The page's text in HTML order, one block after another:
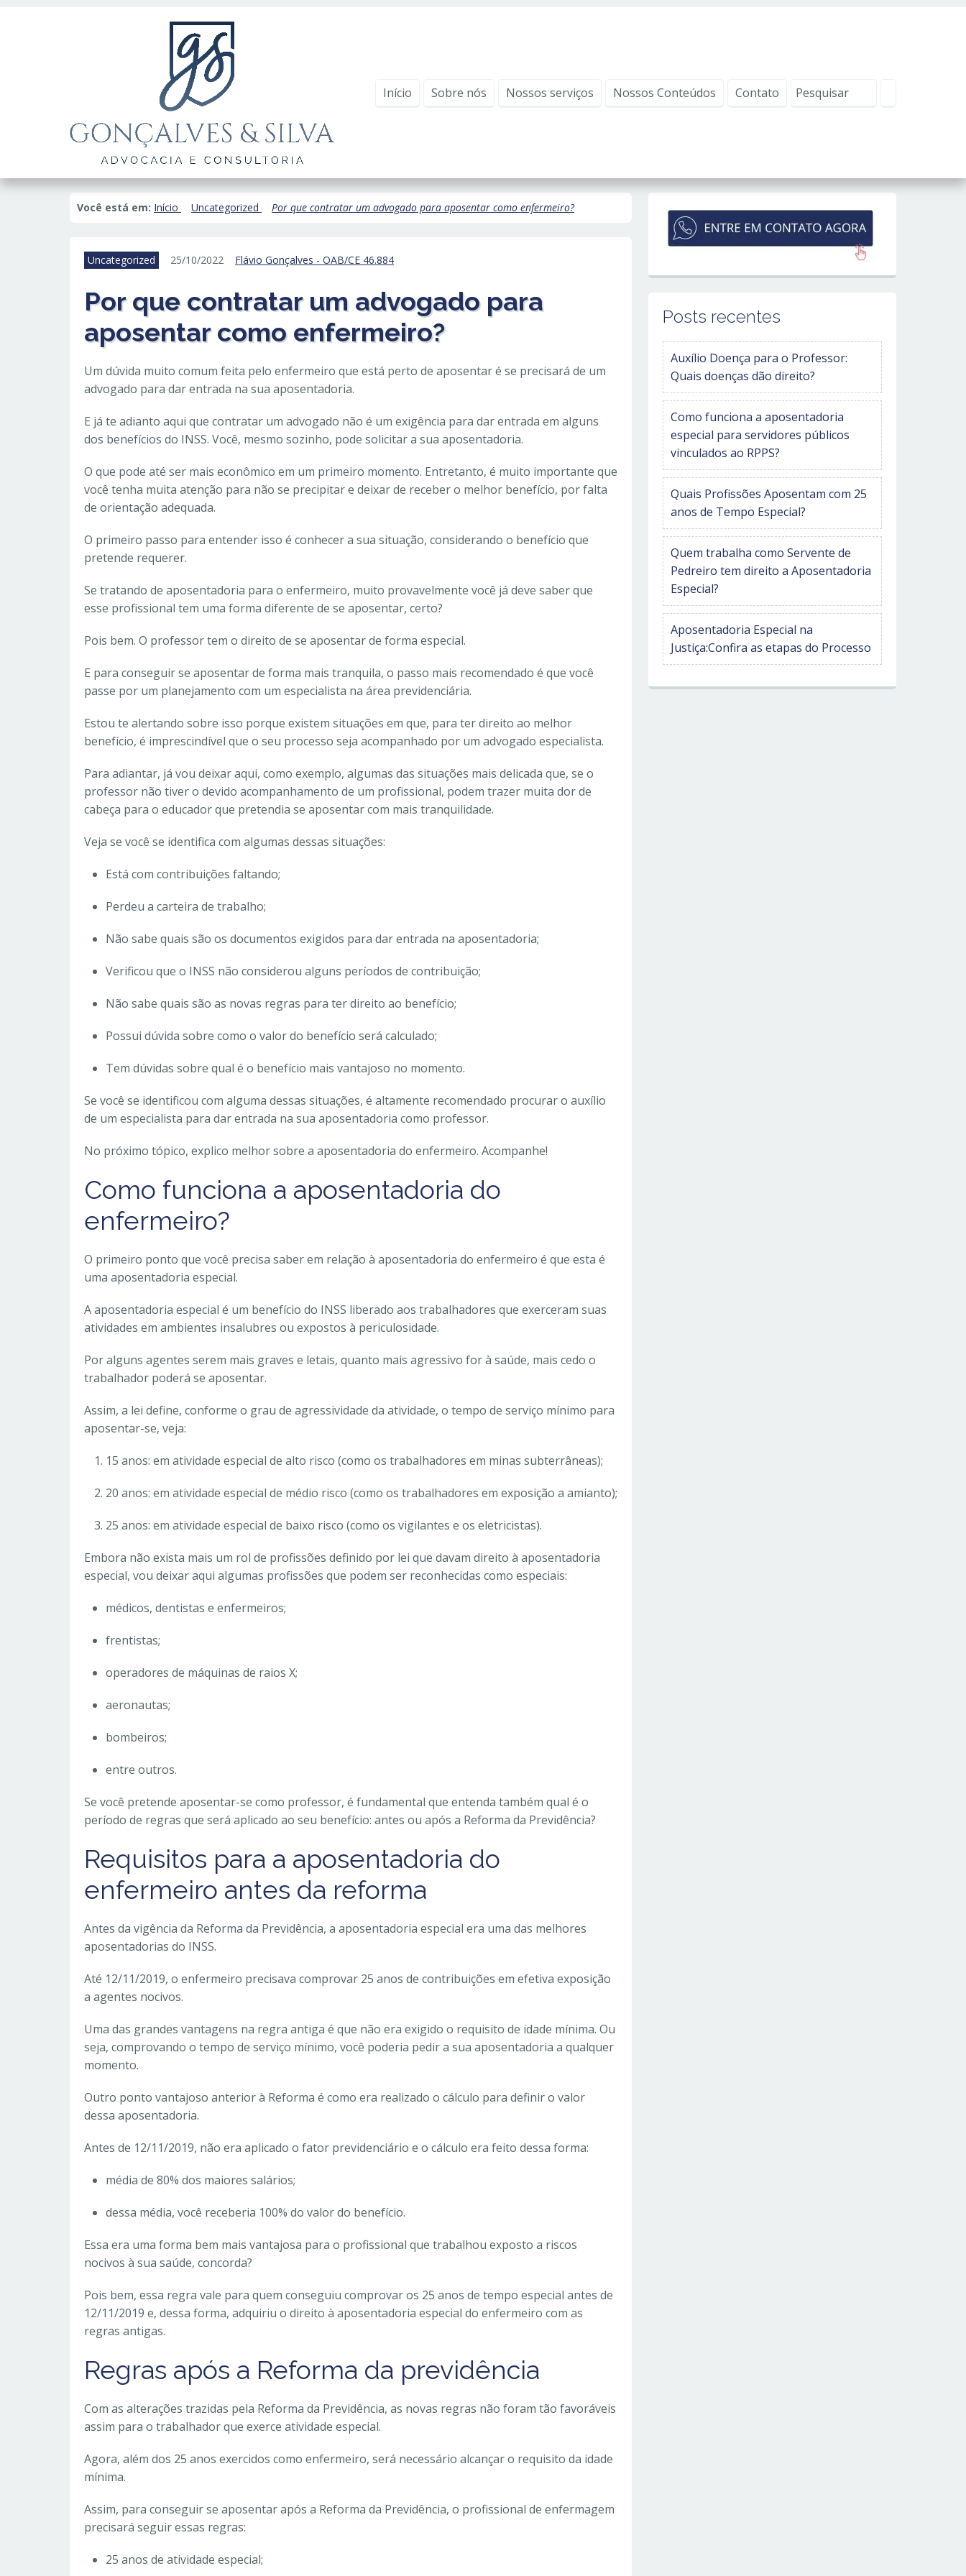
Início Sobre nós Nossos serviços Nossos Conteúdos Contato
Você está em: Início Uncategorized Por que contratar um advogado para aposentar como enfermeiro?
Uncategorized 25/10/2022 Flávio Gonçalves - OAB/CE 46.884
Por que contratar um advogado para
aposentar como enfermeiro?
Um dúvida muito comum feita pelo enfermeiro que está perto de aposentar é se precisará de um
advogado para dar entrada na sua aposentadoria.
E já te adianto aqui que contratar um advogado não é um exigência para dar entrada em alguns
dos benefícios do INSS. Você, mesmo sozinho, pode solicitar a sua aposentadoria.
O que pode até ser mais econômico em um primeiro momento. Entretanto, é muito importante que
você tenha muita atenção para não se precipitar e deixar de receber o melhor benefício, por falta
de orientação adequada.
O primeiro passo para entender isso é conhecer a sua situação, considerando o benefício que
pretende requerer.
Se tratando de aposentadoria para o enfermeiro, muito provavelmente você já deve saber que
esse profissional tem uma forma diferente de se aposentar, certo?
Pois bem. O professor tem o direito de se aposentar de forma especial.
E para conseguir se aposentar de forma mais tranquila, o passo mais recomendado é que você
passe por um planejamento com um especialista na área previdenciária.
Estou te alertando sobre isso porque existem situações em que, para ter direito ao melhor
benefício, é imprescindível que o seu processo seja acompanhado por um advogado especialista.
Para adiantar, já vou deixar aqui, como exemplo, algumas das situações mais delicada que, se o
professor não tiver o devido acompanhamento de um profissional, podem trazer muita dor de
cabeça para o educador que pretendia se aposentar com mais tranquilidade.
Veja se você se identifica com algumas dessas situações:
Está com contribuições faltando;
Perdeu a carteira de trabalho;
Não sabe quais são os documentos exigidos para dar entrada na aposentadoria;
Verificou que o INSS não considerou alguns períodos de contribuição;
Não sabe quais são as novas regras para ter direito ao benefício;
Possui dúvida sobre como o valor do benefício será calculado;
Tem dúvidas sobre qual é o benefício mais vantajoso no momento.
Se você se identificou com alguma dessas situações, é altamente recomendado procurar o auxílio
de um especialista para dar entrada na sua aposentadoria como professor.
No próximo tópico, explico melhor sobre a aposentadoria do enfermeiro. Acompanhe!
Como funciona a aposentadoria do
enfermeiro?
O primeiro ponto que você precisa saber em relação à aposentadoria do enfermeiro é que esta é
uma aposentadoria especial.
A aposentadoria especial é um benefício do INSS liberado aos trabalhadores que exerceram suas
atividades em ambientes insalubres ou expostos à periculosidade.
Por alguns agentes serem mais graves e letais, quanto mais agressivo for à saúde, mais cedo o
trabalhador poderá se aposentar.
Assim, a lei define, conforme o grau de agressividade da atividade, o tempo de serviço mínimo para
aposentar-se, veja:
15 anos: em atividade especial de alto risco (como os trabalhadores em minas subterrâneas);
20 anos: em atividade especial de médio risco (como os trabalhadores em exposição a amianto);
25 anos: em atividade especial de baixo risco (como os vigilantes e os eletricistas).
Embora não exista mais um rol de profissões definido por lei que davam direito à aposentadoria
especial, vou deixar aqui algumas profissões que podem ser reconhecidas como especiais:
médicos, dentistas e enfermeiros;
frentistas;
operadores de máquinas de raios X;
aeronautas;
bombeiros;
entre outros.
Se você pretende aposentar-se como professor, é fundamental que entenda também qual é o
período de regras que será aplicado ao seu benefício: antes ou após a Reforma da Previdência?
Requisitos para a aposentadoria do
enfermeiro antes da reforma
Antes da vigência da Reforma da Previdência, a aposentadoria especial era uma das melhores
aposentadorias do INSS.
Até 12/11/2019, o enfermeiro precisava comprovar 25 anos de contribuições em efetiva exposição
a agentes nocivos.
Uma das grandes vantagens na regra antiga é que não era exigido o requisito de idade mínima. Ou
seja, comprovando o tempo de serviço mínimo, você poderia pedir a sua aposentadoria a qualquer
momento.
Outro ponto vantajoso anterior à Reforma é como era realizado o cálculo para definir o valor
dessa aposentadoria.
Antes de 12/11/2019, não era aplicado o fator previdenciário e o cálculo era feito dessa forma:
média de 80% dos maiores salários;
dessa média, você receberia 100% do valor do benefício.
Essa era uma forma bem mais vantajosa para o profissional que trabalhou exposto a riscos
nocivos à sua saúde, concorda?
Pois bem, essa regra vale para quem conseguiu comprovar os 25 anos de tempo especial antes de
12/11/2019 e, dessa forma, adquiriu o direito à aposentadoria especial do enfermeiro com as
regras antigas.
Regras após a Reforma da previdência
Com as alterações trazidas pela Reforma da Previdência, as novas regras não foram tão favoráveis
assim para o trabalhador que exerce atividade especial.
Agora, além dos 25 anos exercidos como enfermeiro, será necessário alcançar o requisito da idade
mínima.
Assim, para conseguir se aposentar após a Reforma da Previdência, o profissional de enfermagem
precisará seguir essas regras:
25 anos de atividade especial;
Posts recentes
Auxílio Doença para o Professor:
Quais doenças dão direito?
Como funciona a aposentadoria
especial para servidores públicos
vinculados ao RPPS?
Quais Profissões Aposentam com 25
anos de Tempo Especial?
Quem trabalha como Servente de
Pedreiro tem direito a Aposentadoria
Especial?
Aposentadoria Especial na
Justiça:Confira as etapas do Processo